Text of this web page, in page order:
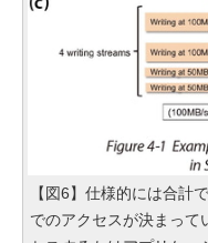
【図6】仕様的には合計
でのアクセスが決まって